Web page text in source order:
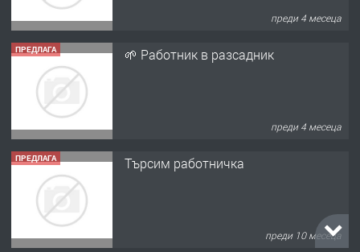
преди 4 месеца
ПРЕДЛАГА 🌱 Работник в разсадник
преди 4 месеца
ПРЕДЛАГА Търсим работничка
преди 10 месеца